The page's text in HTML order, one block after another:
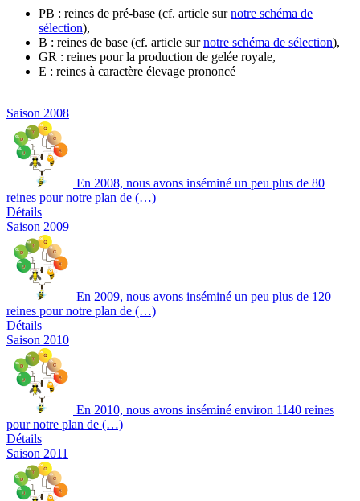
PB : reines de pré-base (cf. article surnotre schéma de
sélection),
B : reines de base (cf. article surnotre schéma de sélection),
GR : reines pour la production de gelée royale,
E : reines à caractère élevage prononcé
Saison 2008
En 2008, nous avons inséminé un peu plus de 80
reines pour notre plan de (…)
Détails
Saison 2009
En 2009, nous avons inséminé un peu plus de 120
reines pour notre plan de (…)
Détails
Saison 2010
En 2010, nous avons inséminé environ 1140 reines
pour notre plan de (…)
Détails
Saison 2011